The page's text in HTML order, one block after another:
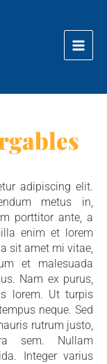
adipiscing elit.
metus in,
porttitor ante, a
enim et lorem
sit amet mi vitae,
et malesuada
Nam ex purus,
lorem. Ut turpis
neque. Sed
rutrum justo,
sem. Nullam
Integer varius